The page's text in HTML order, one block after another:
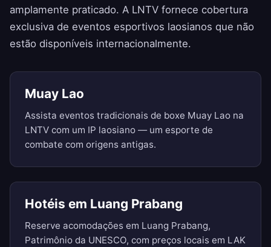
amplamente praticado. A LNTV fornece cobertura
exclusiva de eventos esportivos laosianos que não
estão disponíveis internacionalmente.
Muay Lao
Assista eventos tradicionais de boxe Muay Lao na
LNTV com um IP laosiano — um esporte de
combate com origens antigas.
Hotéis em Luang Prabang
Reserve acomodações em Luang Prabang,
Patrimônio da UNESCO, com preços locais em LAK